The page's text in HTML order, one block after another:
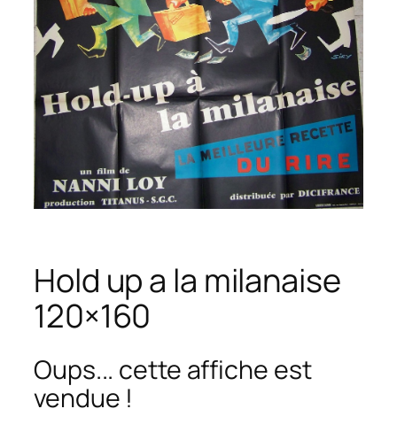
Hold up a la milanaise
120×160
Oups... cette affiche est
vendue !